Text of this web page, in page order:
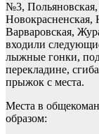
№3, Польяновская,
Новокрасненская,
Варваровская,
входили
лыжные гонки,
перекладине,
прыжок с места.
Места в
образом: